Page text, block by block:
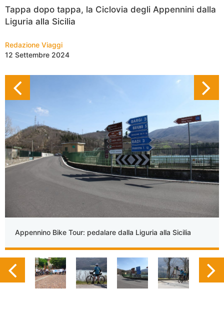
Tappa dopo tappa, la Ciclovia degli Appennini dalla
Liguria alla Sicilia
Redazione Viaggi
12 Settembre 2024
Appennino Bike Tour: pedalare dalla Liguria alla Sicilia